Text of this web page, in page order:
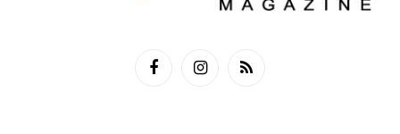
FacebookInstagramRSS